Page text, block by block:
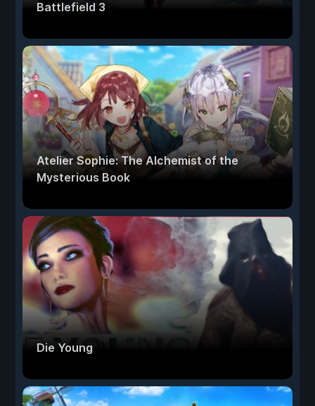
Battlefield 3
Atelier Sophie: The Alchemist of the
Mysterious Book
Die Young